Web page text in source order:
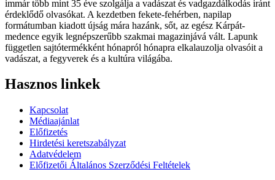
immár több mint 35 éve szolgálja a vadászat és vadgazdálkodás iránt
érdeklődő olvasókat. A kezdetben fekete-fehérben, napilap
formátumban kiadott újság mára hazánk, sőt, az egész Kárpát-
medence egyik legnépszerűbb szakmai magazinjává vált. Lapunk
független sajtótermékként hónapról hónapra elkalauzolja olvasóit a
vadászat, a fegyverek és a kultúra világába.
Hasznos linkek
Kapcsolat
Médiaajánlat
Előfizetés
Hirdetési keretszabályzat
Adatvédelem
Előfizetői Általános Szerződési Feltételek